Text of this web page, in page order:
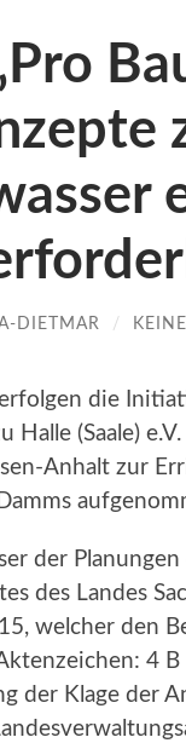
DIETMAR /
die
Halle (Saale)
Anhalt zur
der Planungen
des Landes
welcher den
4
der Klage der